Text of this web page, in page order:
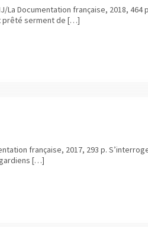
Documentation française, 2018, 464
prêté serment de […]
française, 2017, 293 p.
[…]